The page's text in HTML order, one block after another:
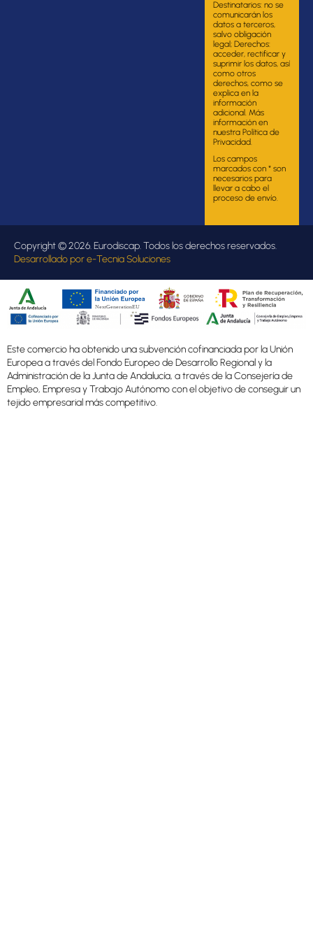
Destinatarios: no se
comunicarán los
datos a terceros,
salvo obligación
legal; Derechos:
acceder, rectificar y
suprimir los datos, así
como otros
derechos, como se
explica en la
información
adicional. Más
información en
nuestra Política de
Privacidad.
Los campos
marcados con * son
necesarios para
llevar a cabo el
proceso de envío.
Copyright © 2026. Eurodiscap. Todos los derechos reservados.
Desarrollado pore-Tecnia Soluciones
Este comercio ha obtenido una subvención cofinanciada por la Unión
Europea a través del Fondo Europeo de Desarrollo Regional y la
Administración de la Junta de Andalucía, a través de la Consejería de
Empleo, Empresa y Trabajo Autónomo con el objetivo de conseguir un
tejido empresarial más competitivo.